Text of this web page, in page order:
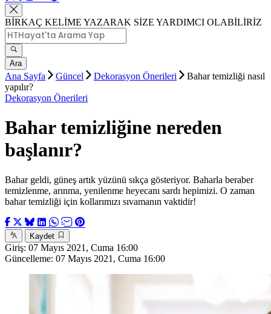
BİRKAÇ KELİME YAZARAK SİZE YARDIMCI OLABİLİRİZ
Ara
Ana Sayfa Güncel Dekorasyon Önerileri
Bahar temizliği nasıl
yapılır?
Dekorasyon Önerileri
Bahar temizliğine nereden
başlanır?
Bahar geldi, güneş artık yüzünü sıkça gösteriyor. Baharla beraber
temizlenme, arınma, yenilenme heyecanı sardı hepimizi. O zaman
bahar temizliği için kollarımızı sıvamanın vaktidir!
Kaydet
Giriş: 07 Mayıs 2021, Cuma 16:00
Güncelleme: 07 Mayıs 2021, Cuma 16:00